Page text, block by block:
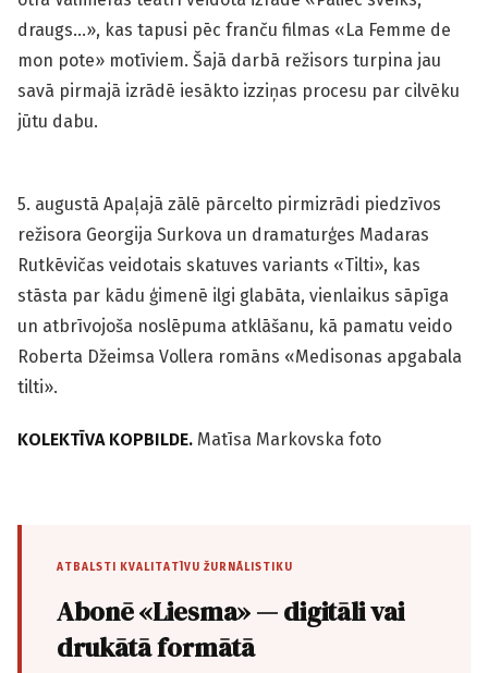
draugs…», kas tapusi pēc franču filmas «La Femme de
mon pote» motīviem. Šajā darbā režisors turpina jau
savā pirmajā izrādē iesākto izziņas procesu par cilvēku
jūtu dabu.
5. augustā Apaļajā zālē pārcelto pirmizrādi piedzīvos
režisora Georgija Surkova un dramaturģes Madaras
Rutkēvičas veidotais skatuves variants «Tilti», kas
stāsta par kādu ģimenē ilgi glabāta, vienlaikus sāpīga
un atbrīvojoša noslēpuma atklāšanu, kā pamatu veido
Roberta Džeimsa Vollera romāns «Medisonas apgabala
tilti».
KOLEKTĪVA KOPBILDE. Matīsa Markovska foto
ATBALSTI KVALITATĪVU ŽURNĀLISTIKU
Abonē «Liesma» — digitāli vai
drukātā formātā